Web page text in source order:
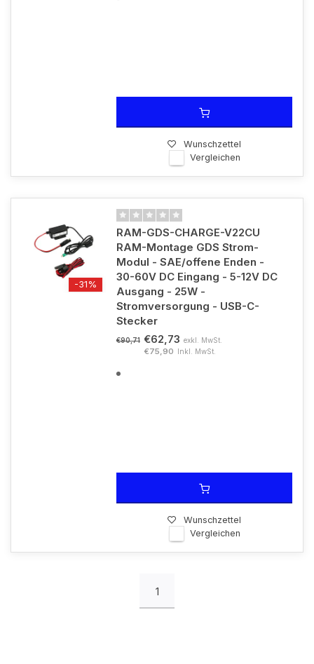
Wunschzettel
Vergleichen
-31%
RAM-GDS-CHARGE-V22CU
RAM-Montage GDS Strom-
Modul - SAE/offene Enden -
30-60V DC Eingang - 5-12V DC
Ausgang - 25W -
Stromversorgung - USB-C-
Stecker
€90,71 €62,73 exkl. MwSt.
€75,90 Inkl. MwSt.
Wunschzettel
Vergleichen
1